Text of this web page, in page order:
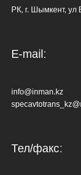
РК, г. Шымкент, ул
E-mail:
info@inman.kz
Тел/факс: